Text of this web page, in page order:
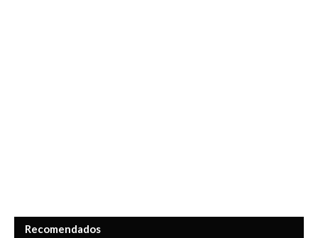
Recomendados